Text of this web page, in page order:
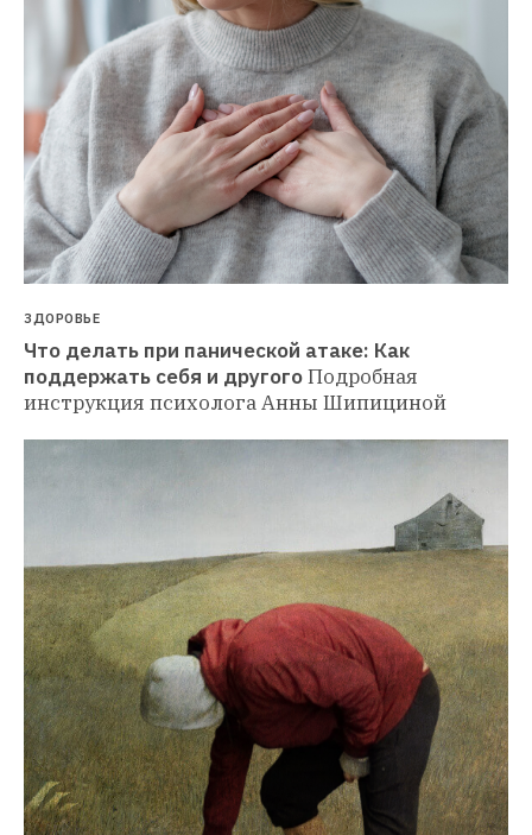
ЗДОРОВЬЕ
Что делать при панической атаке: Как
поддержать себя и другогоПодробная
инструкция психолога Анны Шипициной